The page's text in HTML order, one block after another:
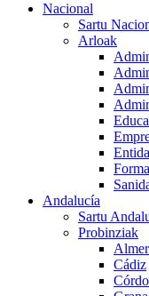
Nacional
Sartu
Arloak
Andalucía
Sartu
Probinziak
Cádiz